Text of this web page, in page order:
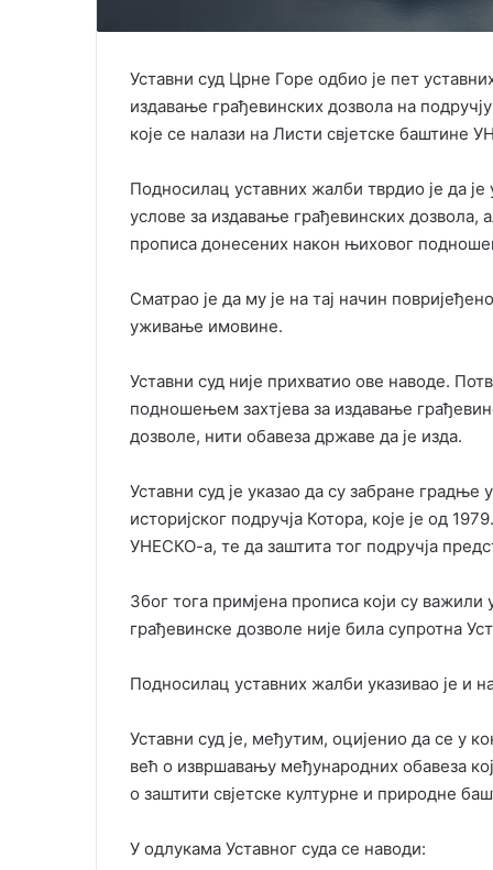
Уставни суд Црне Горе одбио је пет
издавање грађевинских дозвола на
које се налази на Листи свјетске баштине
Подносилац уставних жалби тврдио је да
услове за издавање грађевинских дозвола,
прописа донесених након њиховог
Сматрао је да му је на тај начин
уживање имовине.
Уставни суд није прихватио ове наводе.
подношењем захтјева за издавање
дозволе, нити обавеза државе да је изда.
Уставни суд је указао да су забране
историјског подручја Котора, које је од
УНЕСКО-а, те да заштита тог подручја
Због тога примјена прописа који су
грађевинске дозволе није била супротна
Подносилац уставних жалби указивао је и
Уставни суд је, међутим, оцијенио да се у
већ о извршавању међународних обавеза
о заштити свјетске културне и природне
У одлукама Уставног суда се наводи: